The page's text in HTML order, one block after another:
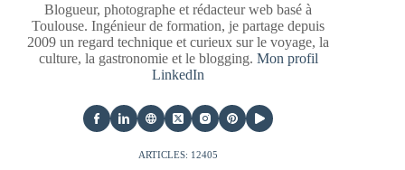
Blogueur, photographe et rédacteur web basé à
Toulouse. Ingénieur de formation, je partage depuis
2009 un regard technique et curieux sur le voyage, la
culture, la gastronomie et le blogging. Mon profil
LinkedIn
ARTICLES: 12405